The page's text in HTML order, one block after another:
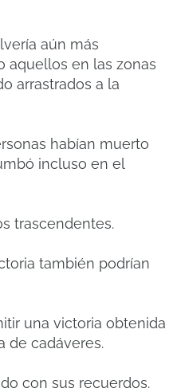
aún más
aquellos en las zonas
arrastrados a la
habían muerto
incluso en el
trascendentes.
también podrían
una victoria obtenida
de cadáveres.
con sus recuerdos.